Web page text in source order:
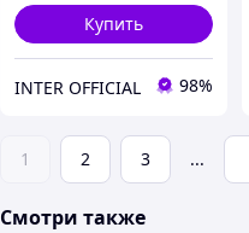
Купить
INTER OFFICIAL 98%
1 2 3 ...
Смотри также